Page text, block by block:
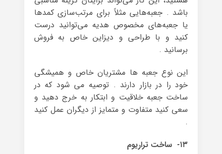
باشد . جعبه‌هایی مثلاً برای مرتب‌سازی کمد‌ها
یا جعبه‌های مخصوص هدیه می‌توانید درست
کنید و با طراحی و دیزاین خاص به فروش
برسانید .
این نوع جعبه ها مشتریان خاص و همیشگی
خود را در بازار دارند . توصیه می شود که در
ساخت جعبه خلاقیت و ابتکار به خرج دهید و
سعی کنید متفاوت و متمایز از دیگران عمل کنید
.
۱۳- ساخت تراریوم